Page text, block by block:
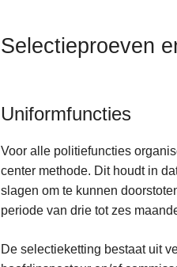
Selectieproeven
Uniformfuncties
Voor alle politiefuncties
center methode. Dit houdt in
slagen om te kunnen
periode van drie tot zes
De selectieketting bestaat uit